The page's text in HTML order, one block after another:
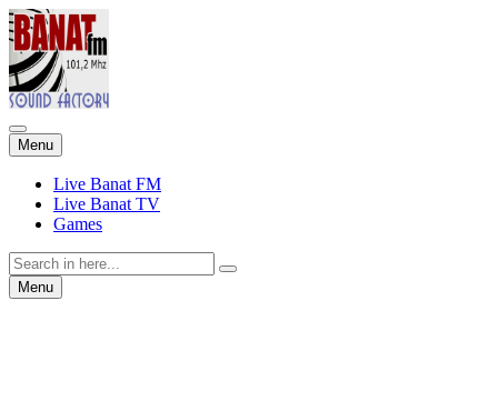
Menu Skip
to
content
Live Banat FM
Live Banat TV
Games
Search
for:Menu Skip
to